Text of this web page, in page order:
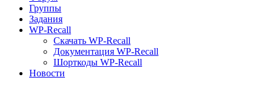
Группы
Задания
WP-Recall
Скачать WP-Recall
Документация WP-Recall
Шорткоды WP-Recall
Новости